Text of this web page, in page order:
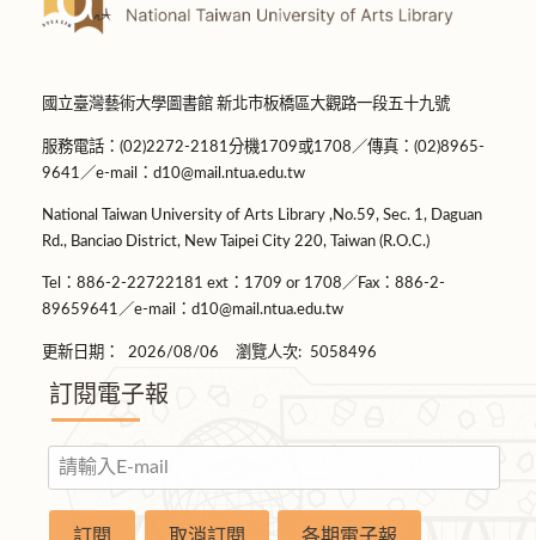
國立臺灣藝術大學圖書館 新北市板橋區大觀路一段五十九號
服務電話：(02)2272-2181分機1709或1708／傳真：(02)8965-
9641／e-mail：d10@mail.ntua.edu.tw
National Taiwan University of Arts Library ,No.59, Sec. 1, Daguan
Rd., Banciao District, New Taipei City 220, Taiwan (R.O.C.)
Tel：886-2-22722181 ext：1709 or 1708／Fax：886-2-
89659641／e-mail：d10@mail.ntua.edu.tw
更新日期： 2026/08/06 瀏覽人次: 5058496
訂閱電子報